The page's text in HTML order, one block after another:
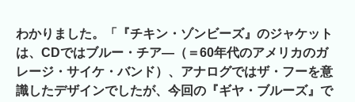
わかりました。「『チキン・ゾンビーズ』のジャケット
は、CDではブルー・チア―（＝60年代のアメリカのガ
レージ・サイケ・バンド）、アナログではザ・フーを意
識したデザインでしたが、今回の『ギヤ・ブルーズ』で